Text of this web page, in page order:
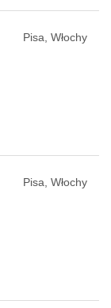
Pisa, Włochy
Pisa, Włochy